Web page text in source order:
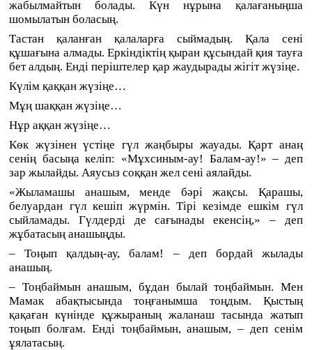
жабылмайтын болады. Күн нұрына қалағаныңша
шомылатын боласың.
Тастан қаланған қалаларға сыймадың. Қала сені
құшағына алмады. Еркіндіктің қыран құсындай қия тауға
бет алдың. Енді періштелер қар жаудырады жігіт жүзіңе.
Күлім қаққан жүзіңе…
Мұң шаққан жүзіңе…
Нұр аққан жүзіңе…
Көк жүзінен үстіңе гүл жаңбыры жауады. Қарт анаң
сенің басыңа келіп: «Мұхсиным-ау! Балам-ау!» – деп
зар жылайды. Аяусыз соққан жел сені аялайды.
«Жыламашы анашым, менде бәрі жақсы. Қарашы,
белуардан гүл кешіп жүрмін. Тірі кезімде ешкім гүл
сыйламады. Гүлдерді де сағынады екенсің,» – деп
жұбатасың анашыңды.
– Тоңып қалдың-ау, балам! – деп бордай жылады
анашың.
– Тоңбаймын анашым, бұдан былай тоңбаймын. Мен
Мамак абақтысында тоңғанымша тоңдым. Қыстың
қақағанкүнінде құжыраның жаланаш тасында жатып
тоңып болғам. Енді тоңбаймын, анашым, – деп сенім
ұялатасың.